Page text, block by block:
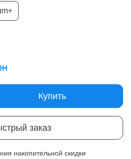
Купить
заказ
накопительной скидки